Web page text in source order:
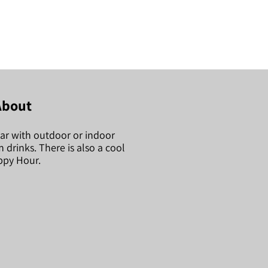
with outdoor or indoor
drinks. There is also a cool
Hour.